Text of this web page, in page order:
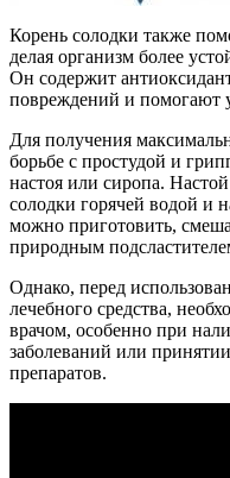
Корень солодки также
делая организм более
Он содержит
повреждений и помогают
Для получения
борьбе с простудой и
настоя или сиропа.
солодки горячей водой и
можно приготовить,
природным
Однако, перед
лечебного средства,
врачом, особенно при
заболеваний или
препаратов.